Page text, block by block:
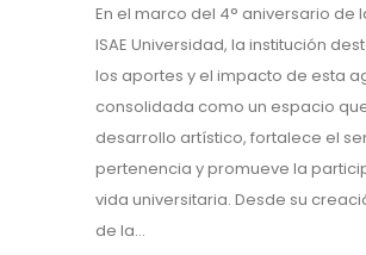
En el marco del 4° aniversario de
ISAE Universidad, la institución
los aportes y el impacto de esta
consolidada como un espacio
desarrollo artístico, fortalece el
pertenencia y promueve la
vida universitaria. Desde su
de la...